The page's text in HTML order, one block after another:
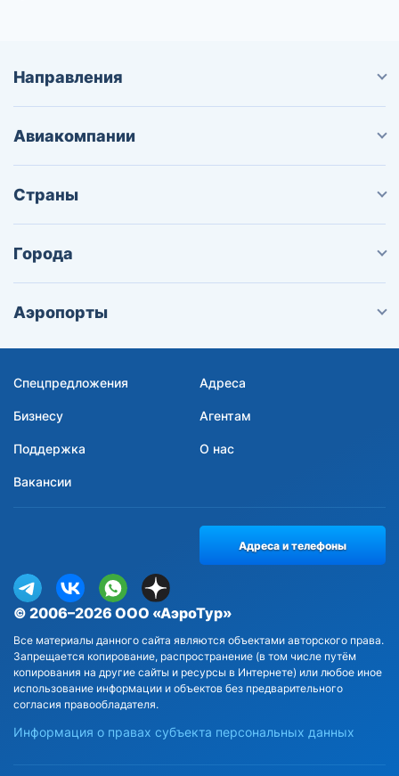
Направления
Авиакомпании
Страны
Города
Аэропорты
Спецпредложения Адреса
Бизнесу Агентам
Поддержка О нас
Вакансии
© 2006–2026 ООО «АэроТур»
Все материалы данного сайта являются объектами авторского права.
Запрещается копирование, распространение (в том числе путём
копирования на другие сайты и ресурсы в Интернете) или любое иное
использование информации и объектов без предварительного
согласия правообладателя.
Информация о правах субъекта персональных данных
Адреса и телефоны